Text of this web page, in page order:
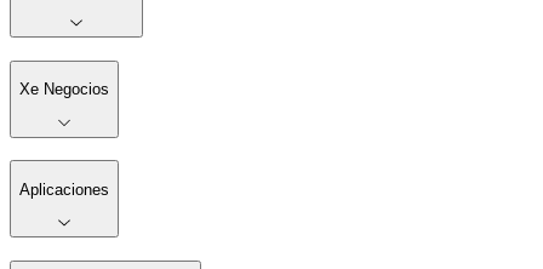
Xe Negocios
Aplicaciones